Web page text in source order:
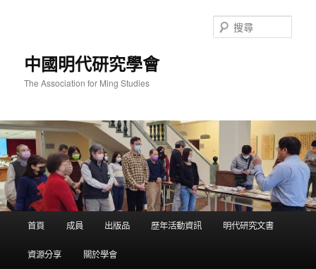
中國明代研究學會
The Association for Ming Studies
尋
首頁 成員 出版品 歷年活動資訊 明代研究文書
資源分享 關於學會